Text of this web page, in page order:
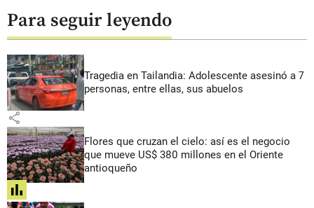
Para seguir leyendo
Tragedia en Tailandia: Adolescente asesinó a 7
personas, entre ellas, sus abuelos
share
Flores que cruzan el cielo: así es el negocio
que mueve US$ 380 millones en el Oriente
antioqueño
share